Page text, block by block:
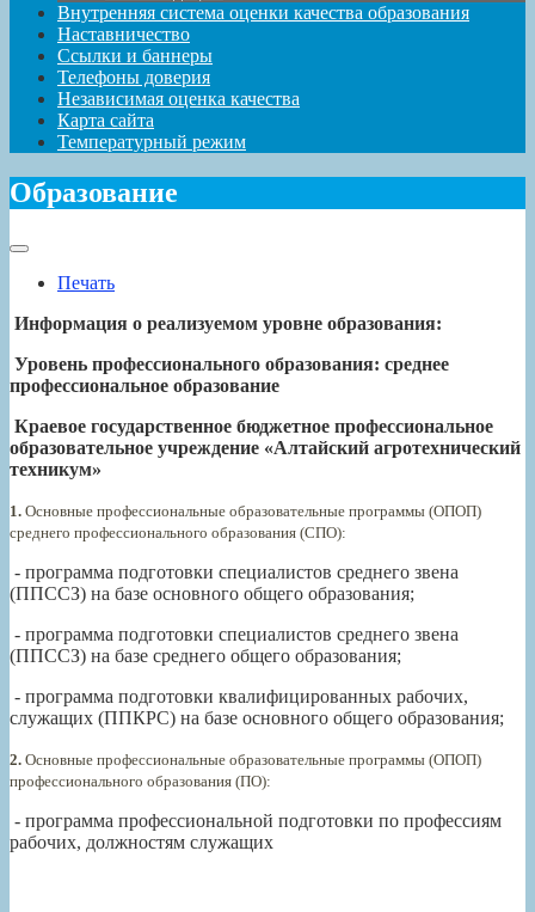
Внутренняя система оценки качества образования
Наставничество
Ссылки и баннеры
Телефоны доверия
Независимая оценка качества
Карта сайта
Температурный режим
Образование
Печать
Информация о реализуемом уровне образования:
Уровень профессионального образования: среднее
профессиональное образование
Краевое государственное бюджетное профессиональное
образовательное учреждение «Алтайский агротехнический
техникум»
1. Основные профессиональные образовательные программы (ОПОП)
среднего профессионального образования (СПО):
- программа подготовки специалистов среднего звена
(ППССЗ) на базе основного общего образования;
- программа подготовки специалистов среднего звена
(ППССЗ) на базе среднего общего образования;
- программа подготовки квалифицированных рабочих,
служащих (ППКРС) на базе основного общего образования;
2. Основные профессиональные образовательные программы (ОПОП)
профессионального образования (ПО):
- программа профессиональной подготовки по профессиям
рабочих, должностям служащих